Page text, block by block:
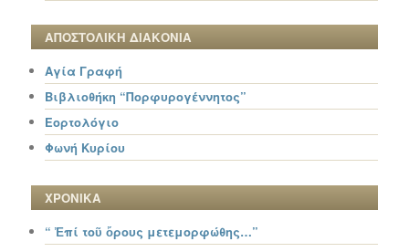
ΑΠΟΣΤΟΛΙΚΗ ΔΙΑΚΟΝΙΑ
Αγία Γραφή
Βιβλιοθήκη “Πορφυρογέννητος”
Εορτολόγιο
Φωνή Κυρίου
ΧΡΟΝΙΚΑ
“ Ἐπί τοῦ ὄρους μετεμορφώθης…”